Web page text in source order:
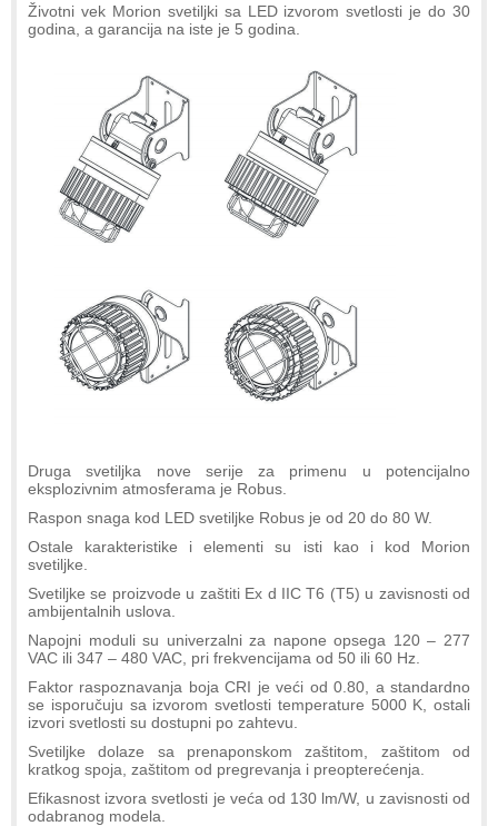
Životni vek Morion svetiljki sa LED izvorom svetlosti je do 30
godina, a garancija na iste je 5 godina.
Druga svetiljka nove serije za primenu u potencijalno
eksplozivnim atmosferama je Robus.
Raspon snaga kod LED svetiljke Robus je od 20 do 80 W.
Ostale karakteristike i elementi su isti kao i kod Morion
svetiljke.
Svetiljke se proizvode u zaštiti Ex d IIC T6 (T5) u zavisnosti od
ambijentalnih uslova.
Napojni moduli su univerzalni za napone opsega 120 – 277
VAC ili 347 – 480 VAC, pri frekvencijama od 50 ili 60 Hz.
Faktor raspoznavanja boja CRI je veći od 0.80, a standardno
se isporučuju sa izvorom svetlosti temperature 5000 K, ostali
izvori svetlosti su dostupni po zahtevu.
Svetiljke dolaze sa prenaponskom zaštitom, zaštitom od
kratkog spoja, zaštitom od pregrevanja i preopterećenja.
Efikasnost izvora svetlosti je veća od 130 lm/W, u zavisnosti od
odabranog modela.